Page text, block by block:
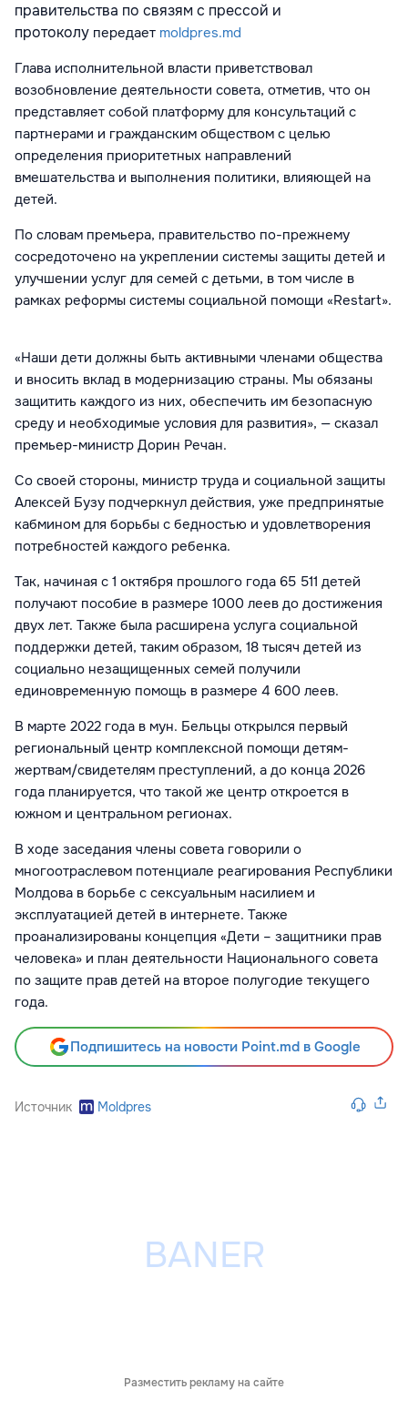
правительства по связям с прессой и
протоколу передает moldpres.md
Глава исполнительной власти приветствовал
возобновление деятельности совета, отметив, что он
представляет собой платформу для консультаций с
партнерами и гражданским обществом с целью
определения приоритетных направлений
вмешательства и выполнения политики, влияющей на
детей.
По словам премьера, правительство по-прежнему
сосредоточено на укреплении системы защиты детей и
улучшении услуг для семей с детьми, в том числе в
рамках реформы системы социальной помощи «Restart».
«Наши дети должны быть активными членами общества
и вносить вклад в модернизацию страны. Мы обязаны
защитить каждого из них, обеспечить им безопасную
среду и необходимые условия для развития», — сказал
премьер-министр Дорин Речан.
Со своей стороны, министр труда и социальной защиты
Алексей Бузу подчеркнул действия, уже предпринятые
кабмином для борьбы с бедностью и удовлетворения
потребностей каждого ребенка.
Так, начиная с 1 октября прошлого года 65 511 детей
получают пособие в размере 1000 леев до достижения
двух лет. Также была расширена услуга социальной
поддержки детей, таким образом, 18 тысяч детей из
социально незащищенных семей получили
единовременную помощь в размере 4 600 леев.
В марте 2022 года в мун. Бельцы открылся первый
региональный центр комплексной помощи детям-
жертвам/свидетелям преступлений, а до конца 2026
года планируется, что такой же центр откроется в
южном и центральном регионах.
В ходе заседания члены совета говорили о
многоотраслевом потенциале реагирования Республики
Молдова в борьбе с сексуальным насилием и
эксплуатацией детей в интернете. Также
проанализированы концепция «Дети – защитники прав
человека» и план деятельности Национального совета
по защите прав детей на второе полугодие текущего
года.
Подпишитесь на новости Point.md в Google
Источник Moldpres
Разместить рекламу на сайте